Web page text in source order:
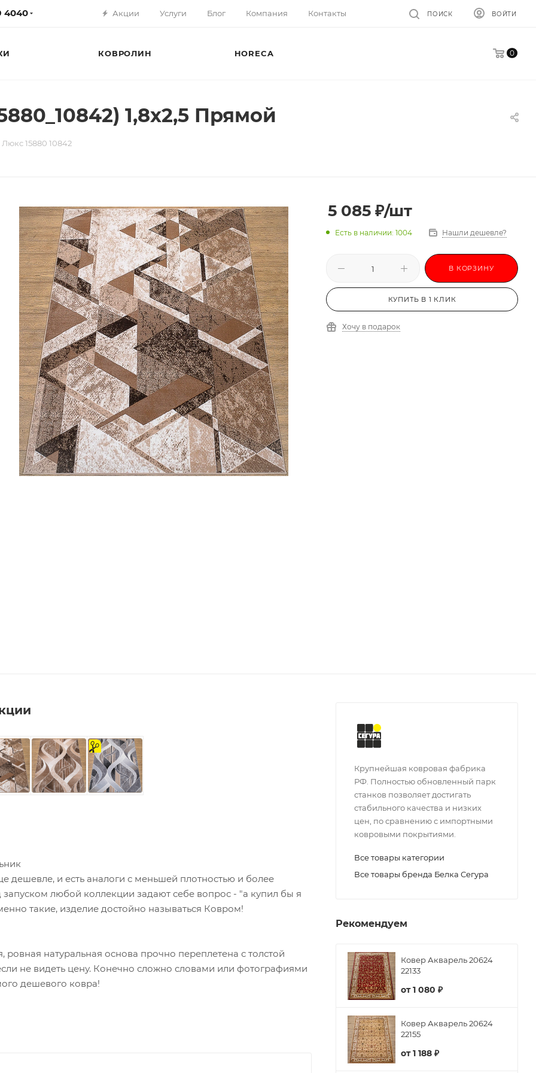
4040 Акции Услуги Блог Компания Контакты ВОЙТИ
ПОИСК
0
КОВРОЛИН HORECA
1,8х2,5 Прямой
15880 10842
5 085 ₽/шт
Есть в наличии: 1004 Нашли дешевле?
В КОРЗИНУ
КУПИТЬ В 1 КЛИК
Хочу в подарок
на
отрез
и есть аналоги с меньшей плотностью и более
любой коллекции задают себе вопрос - "а купил бы я
такие, изделие достойно называться Ковром!
натуральная основа прочно переплетена с толстой
не видеть цену. Конечно сложно словами или фотографиями
дешевого ковра!
Крупнейшая ковровая фабрика
РФ. Полностью обновленный парк
станков позволяет достигать
стабильного качества и низких
цен, по сравнению с импортными
ковровыми покрытиями.
Все товары категории
Все товары бренда Белка Сегура
Рекомендуем
Ковер Акварель 20624
22133
от1 080 ₽
Ковер Акварель 20624
22155
от1 188 ₽